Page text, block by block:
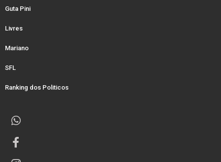
Guta Pini
Livres
Mariano
SFL
Ranking dos Politicos